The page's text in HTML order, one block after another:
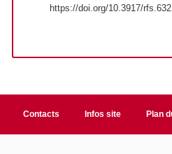
https://doi.org/10.3917/
Contacts Infos site Plan